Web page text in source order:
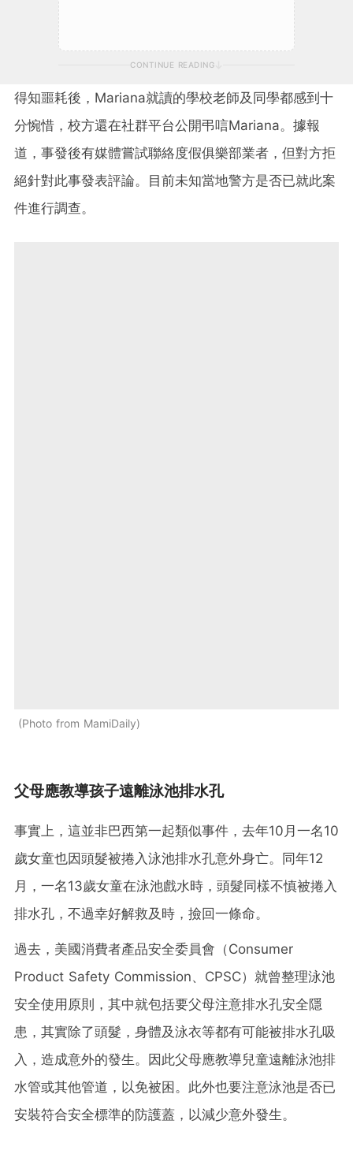
CONTINUE READING
得知噩耗後，Mariana就讀的學校老師及同學都感到十
分惋惜，校方還在社群平台公開弔唁Mariana。據報
道，事發後有媒體嘗試聯絡度假俱樂部業者，但對方拒
絕針對此事發表評論。目前未知當地警方是否已就此案
件進行調查。
Photo from MamiDaily
父母應教導孩子遠離泳池排水孔
事實上，這並非巴西第一起類似事件，去年10月一名10
歲女童也因頭髮被捲入泳池排水孔意外身亡。同年12
月，一名13歲女童在泳池戲水時，頭髮同樣不慎被捲入
排水孔，不過幸好解救及時，撿回一條命。
過去，美國消費者產品安全委員會（Consumer
Product Safety Commission、CPSC）就曾整理泳池
安全使用原則，其中就包括要父母注意排水孔安全隱
患，其實除了頭髮，身體及泳衣等都有可能被排水孔吸
入，造成意外的發生。因此父母應教導兒童遠離泳池排
水管或其他管道，以免被困。此外也要注意泳池是否已
安裝符合安全標準的防護蓋，以減少意外發生。